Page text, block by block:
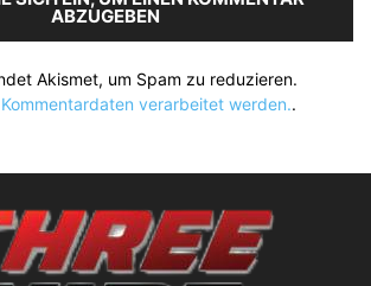
ABZUGEBEN
Akismet, um Spam zu reduzieren.
verarbeitet werden..